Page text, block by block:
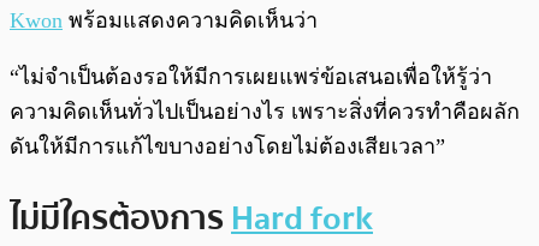
Kwon พร้อมแสดงความคิดเห็นว่า
“ไม่จำเป็นต้องรอให้มีการเผยแพร่ข้อเสนอเพื่อให้รู้ว่า
ความคิดเห็นทั่วไปเป็นอย่างไร เพราะสิ่งที่ควรทำคือผลัก
ดันให้มีการแก้ไขบางอย่างโดยไม่ต้องเสียเวลา”
ไม่มีใครต้องการHard fork